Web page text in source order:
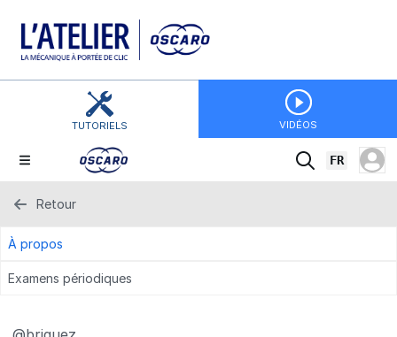
TUTORIELS VIDÉOS
FR
Retour
À propos
Examens périodiques